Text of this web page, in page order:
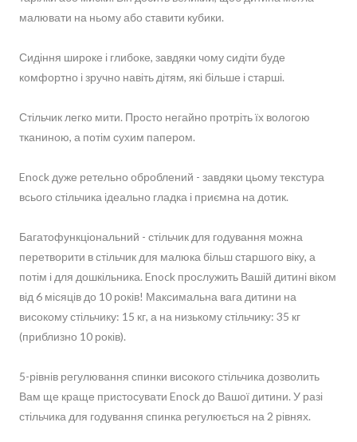
малювати на ньому або ставити кубики.
Сидіння широке і глибоке, завдяки чому сидіти буде
комфортно і зручно навіть дітям, які більше і старші.
Стільчик легко мити. Просто негайно протріть їх вологою
тканиною, а потім сухим папером.
Enock дуже ретельно оброблений - завдяки цьому текстура
всього стільчика ідеально гладка і приємна на дотик.
Багатофункціональний - стільчик для годування можна
перетворити в стільчик для малюка більш старшого віку, а
потім і для дошкільника. Enock прослужить Вашій дитині віком
від 6 місяців до 10 років! Максимальна вага дитини на
високому стільчику: 15 кг, а на низькому стільчику: 35 кг
(приблизно 10 років).
5-рівнів регулювання спинки високого стільчика дозволить
Вам ще краще пристосувати Enock до Вашої дитини. У разі
стільчика для годування спинка регулюється на 2 рівнях.